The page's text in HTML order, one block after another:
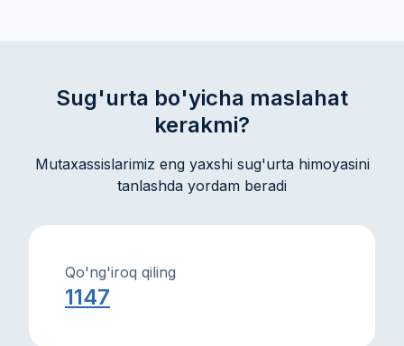
Sug'urta bo'yicha maslahat
kerakmi?
Mutaxassislarimiz eng yaxshi sug'urta himoyasini
tanlashda yordam beradi
Qo'ng'iroq qiling
1147